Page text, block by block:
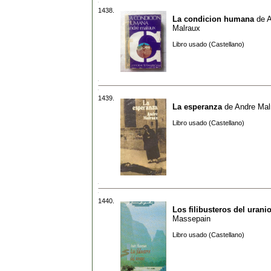
1438.
La condicion humana de
Malraux
Libro usado (Castellano)
1439.
La esperanza de Andre
Libro usado (Castellano)
1440.
Los filibusteros del uranio
Massepain
Libro usado (Castellano)